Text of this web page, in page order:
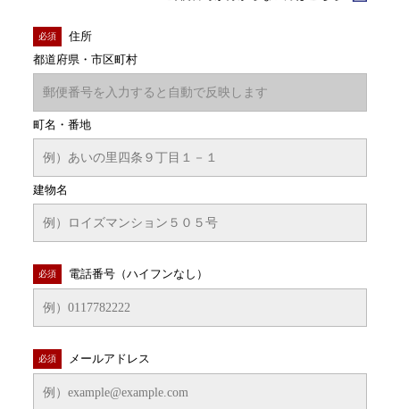
必須
住所
都道府県・市区町村
町名・番地
建物名
必須 電話番号（ハイフンなし）
必須 メールアドレス